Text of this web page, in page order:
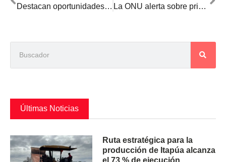
Destacan oportunidades de la agricultura climáticamente inteligente La ONU alerta sobre primer episodio triple de La Niña del siglo XXI
Últimas Noticias
Ruta estratégica para la
producción de Itapúa alcanza